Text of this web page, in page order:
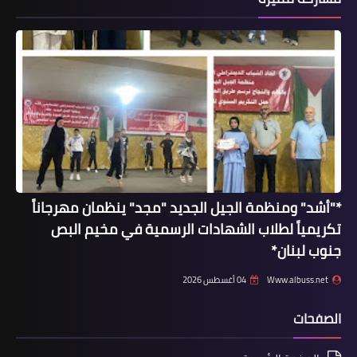
أخبار المخيمات
اللجان الشعبيه تُقـدم التهانى و التبريكات
للفلسطينيات بيوم المرأة العالمي
*"أشد" ومنظمة الجيل الجديد "مجد" ينظمان مهرجاناً
تكريمياً لطلاب الشهادات الرسمية في مخيم البص
جنوب لبنان*
Www.albuss.net 04 أغسطس 2026
الصفحات